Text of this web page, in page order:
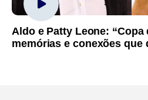
Aldo e Patty Leone:
memórias e conexões que